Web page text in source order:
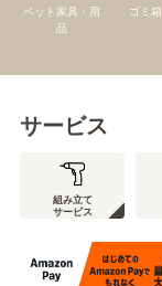
ペット家具・用
品
ゴミ箱
サービス
組み立て
サービス